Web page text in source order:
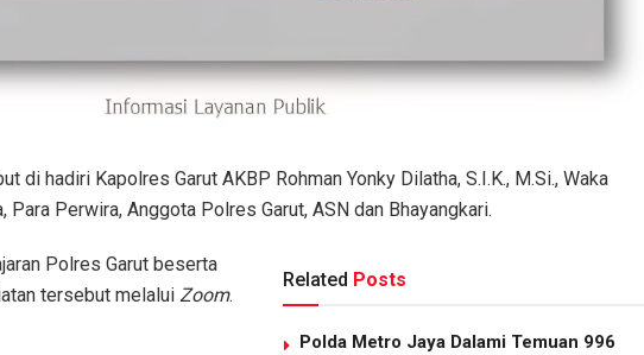
di hadiri Kapolres Garut AKBP Rohman Yonky Dilatha, S.I.K., M.Si., Waka
Para Perwira, Anggota Polres Garut, ASN dan Bhayangkari.
Related Posts
Polda Metro Jaya Dalami Temuan 996
Polres Garut beserta
tersebut melalui Zoom.